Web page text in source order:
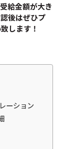
給金額が大き
後はぜひプ
します！
ーション